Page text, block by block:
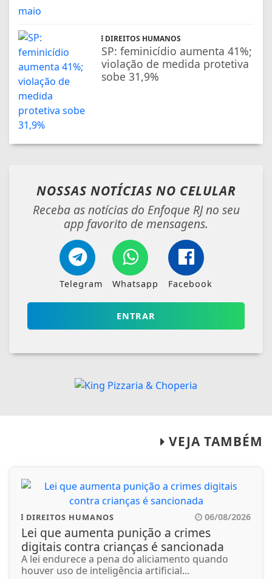
DIREITOS HUMANOS
SP: feminicídio aumenta 41%;
violação de medida protetiva
sobe 31,9%
NOSSAS NOTÍCIAS NO CELULAR
Receba as notícias do Enfoque RJ no seu
app favorito de mensagens.
Telegram Whatsapp Facebook
ENTRAR
VEJA TAMBÉM
DIREITOS HUMANOS 06/08/2026
Lei que aumenta punição a crimes
digitais contra crianças é sancionada
A lei endurece a pena do aliciamento quando
houver uso de inteligência artificial...